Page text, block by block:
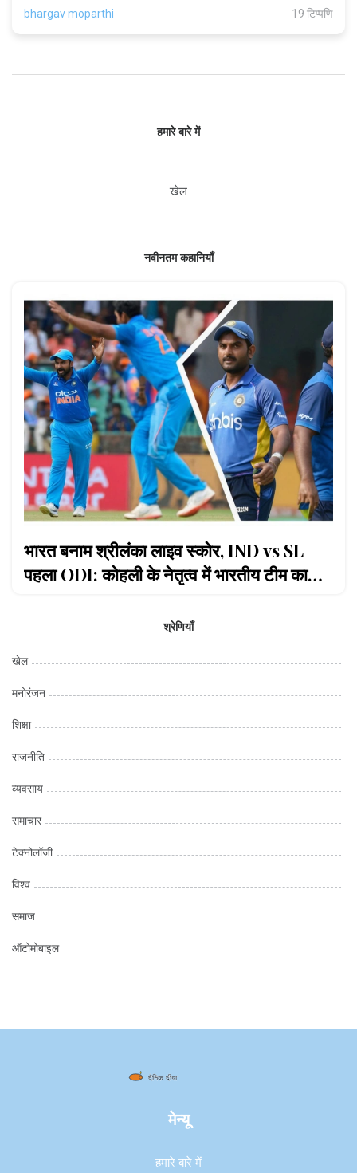
bhargav moparthi 19 टिप्पणि
हमारे बारे में
खेल
नवीनतम कहानियाँ
भारत बनाम श्रीलंका लाइव स्कोर, IND vs SL
पहला ODI: कोहली के नेतृत्व में भारतीय टीम का
श्रेणियाँ
खेल
मनोरंजन
शिक्षा
राजनीति
व्यवसाय
समाचार
टेक्नोलॉजी
विश्व
समाज
ऑटोमोबाइल
मेन्यू
हमारे बारे में